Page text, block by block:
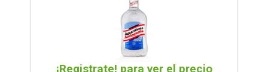
¡Registrate! para ver el precio